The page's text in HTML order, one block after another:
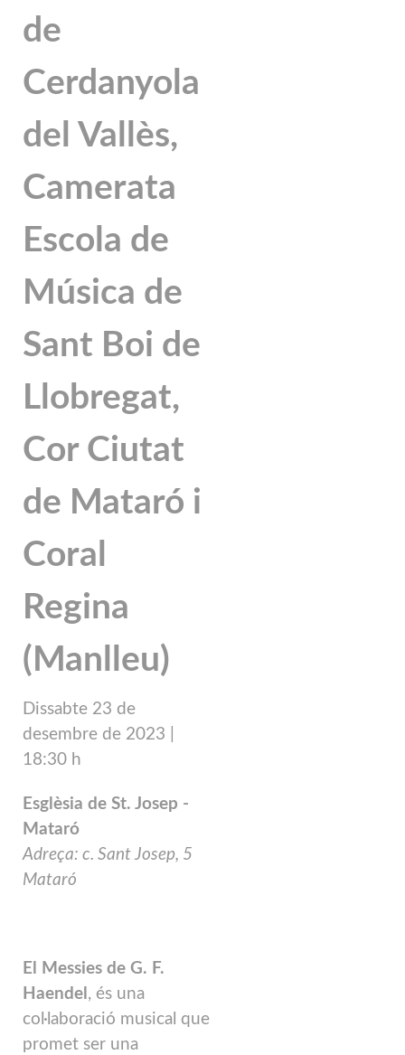
de
Cerdanyola
del Vallès,
Camerata
Escola de
Música de
Sant Boi de
Llobregat,
Cor Ciutat
de Mataró i
Coral
Regina
(Manlleu)
Dissabte 23 de
desembre de 2023 |
18:30 h
Esglèsia de St. Josep -
Mataró
Adreça: c. Sant Josep, 5
Mataró
El Messies de G. F.
Haendel , és una
col·laboració musical que
promet ser una